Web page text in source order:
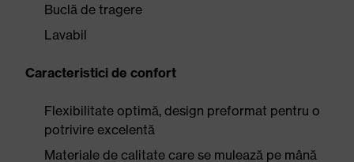
Buclă de tragere
Lavabil
Caracteristici de confort
Flexibilitate optimă, design preformat pentru o
potrivire excelentă
Materiale de calitate care se mulează pe mână